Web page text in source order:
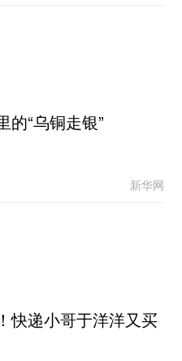
的“乌铜走银”
新华网
快递小哥于洋洋又买